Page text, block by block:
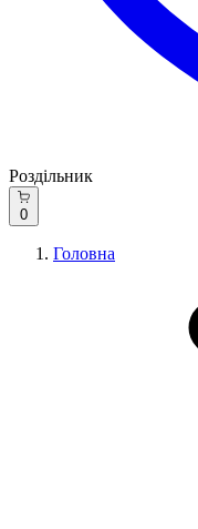
Роздільник
0
Головна